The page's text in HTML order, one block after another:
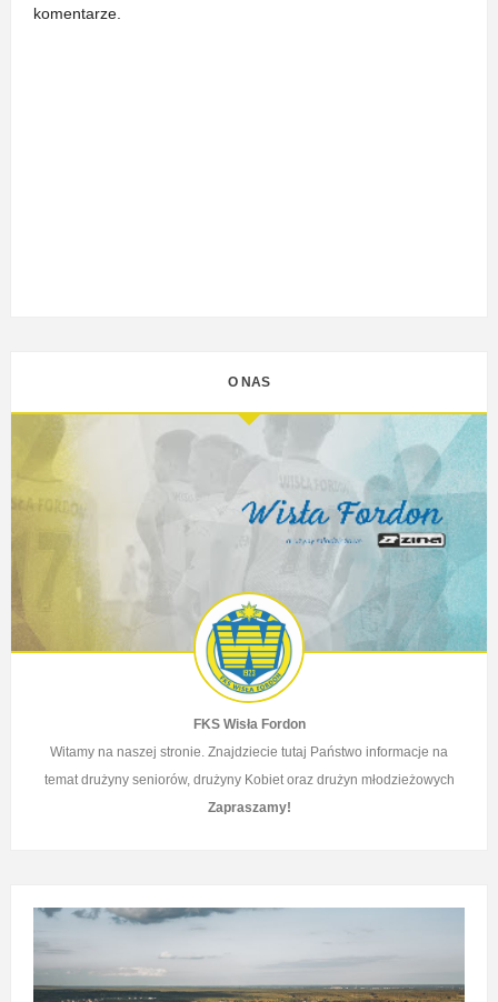
komentarze.
O NAS
FKS Wisła Fordon
Witamy na naszej stronie. Znajdziecie tutaj Państwo informacje na
temat drużyny seniorów, drużyny Kobietoraz drużyn młodzieżowych
Zapraszamy!